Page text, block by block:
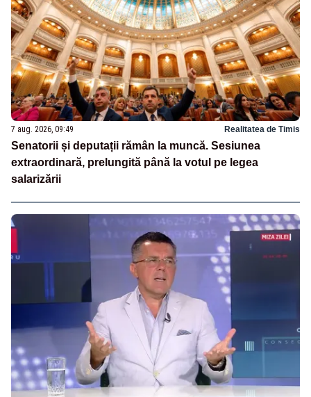
7 aug. 2026, 09:49 Realitatea de Timis
Senatorii și deputații rămân la muncă. Sesiunea
extraordinară, prelungită până la votul pe legea
salarizării